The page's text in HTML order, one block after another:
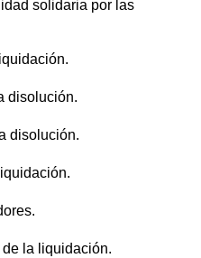
solidaria por las
disolución.
disolución.
la liquidación.